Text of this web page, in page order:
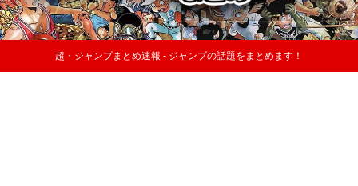
超・ジャンプまとめ速報 - ジャンプの話題をまとめます！